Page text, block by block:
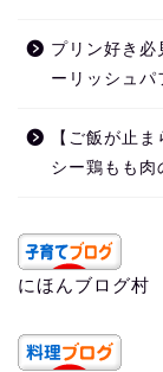
プリン好き必
ーリッシュパ
【ご飯が止
シー鶏もも肉
にほんブログ村